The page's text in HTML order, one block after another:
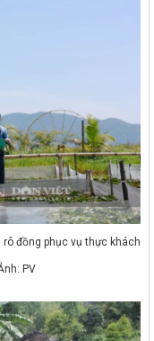
rô đồng phục vụ thực khách
PV